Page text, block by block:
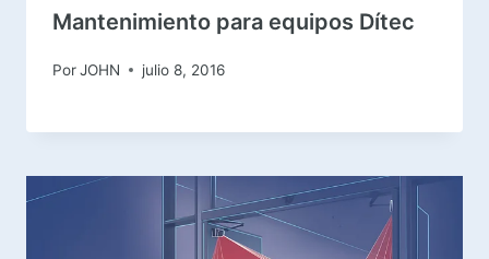
Mantenimiento para equipos Dítec
PorJOHN julio 8, 2016